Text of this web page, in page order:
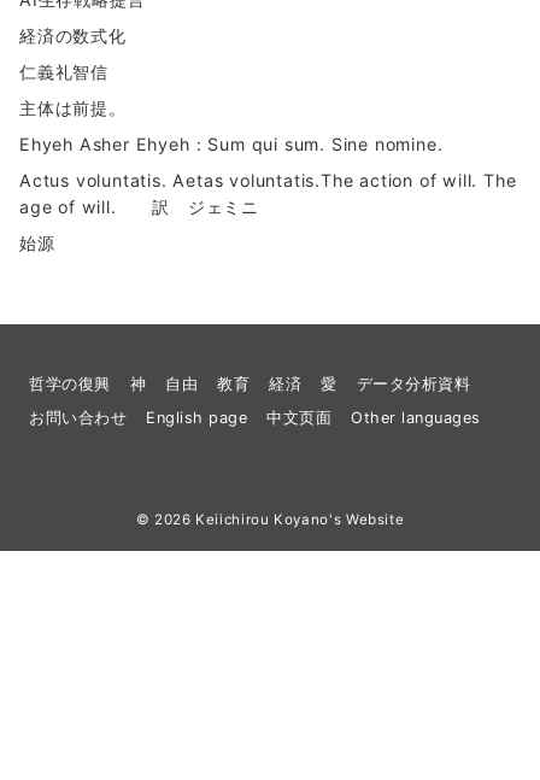
経済の数式化
仁義礼智信
主体は前提。
Ehyeh Asher Ehyeh：Sum qui sum. Sine nomine.
Actus voluntatis. Aetas voluntatis.The action of will. The
age of will. 訳 ジェミニ
始源
哲学の復興 神 自由 教育 経済 愛
データ分析資料
お問い合わせ
English page 中文页面 Other languages
© 2026 Keiichirou Koyano's Website